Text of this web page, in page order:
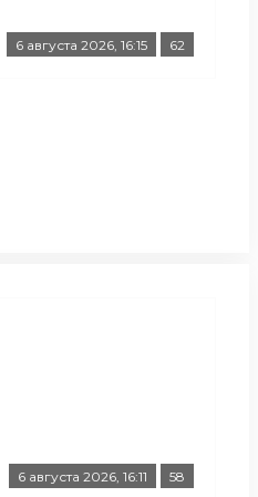
6 августа 2026, 16:15 62
6 августа 2026, 16:11 58